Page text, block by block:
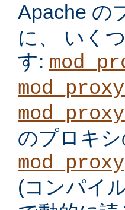
Apache の
に、 いく
す:
のプロキ
mod_proxy
(コンパイ